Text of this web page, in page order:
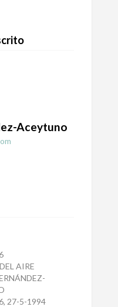
Aceytuno
AIRE
27-5-1994